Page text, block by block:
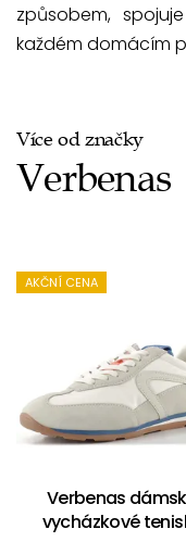
způsobem, spojuje
každém domácím
Více od značky
Verbenas
AKČNÍ CENA
Verbenas
vycházkové